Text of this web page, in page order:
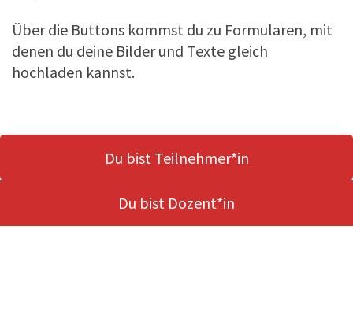
Über die Buttons kommst du zu Formularen, mit
denen du deine Bilder und Texte gleich
hochladen kannst.
Du bist Teilnehmer*in
Du bist Dozent*in